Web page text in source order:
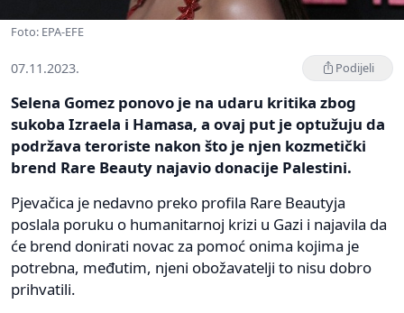
Foto: EPA-EFE
07.11.2023. Podijeli
Selena Gomez ponovo je na udaru kritika zbog
sukoba Izraela i Hamasa, a ovaj put je optužuju da
podržava teroriste nakon što je njen kozmetički
brend Rare Beauty najavio donacije Palestini.
Pjevačica je nedavno preko profila Rare Beautyja
poslala poruku o humanitarnoj krizi u Gazi i najavila da
će brend donirati novac za pomoć onima kojima je
potrebna, međutim, njeni obožavatelji to nisu dobro
prihvatili.